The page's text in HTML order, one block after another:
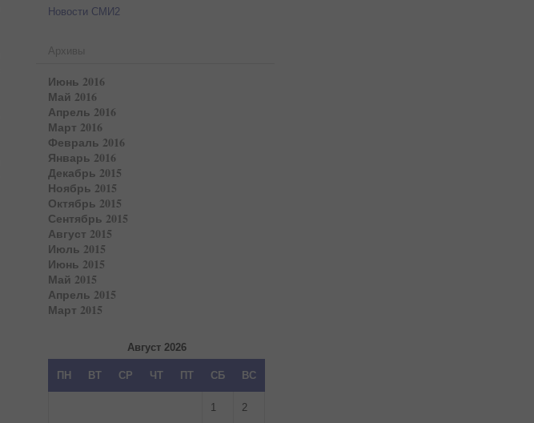
Новости СМИ2
Архивы
Июнь 2016
Май 2016
Апрель 2016
Март 2016
Февраль 2016
Январь 2016
Декабрь 2015
Ноябрь 2015
Октябрь 2015
Сентябрь 2015
Август 2015
Июль 2015
Июнь 2015
Май 2015
Апрель 2015
Март 2015
Август 2026
ПН ВТ СР ЧТ ПТ СБ ВС
1 2